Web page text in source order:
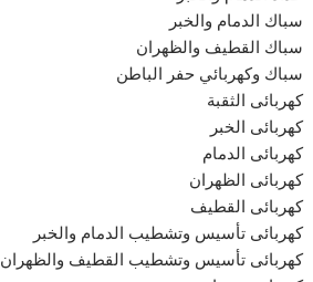
سباك الدمام والخبر
سباك القطيف والظهران
سباك وكهربائي حفر الباطن
كهربائى الثقبة
كهربائى الخبر
كهربائى الدمام
كهربائى الظهران
كهربائى القطيف
كهربائى تأسيس وتشطيب الدمام والخبر
كهربائى تأسيس وتشطيب القطيف والظهران